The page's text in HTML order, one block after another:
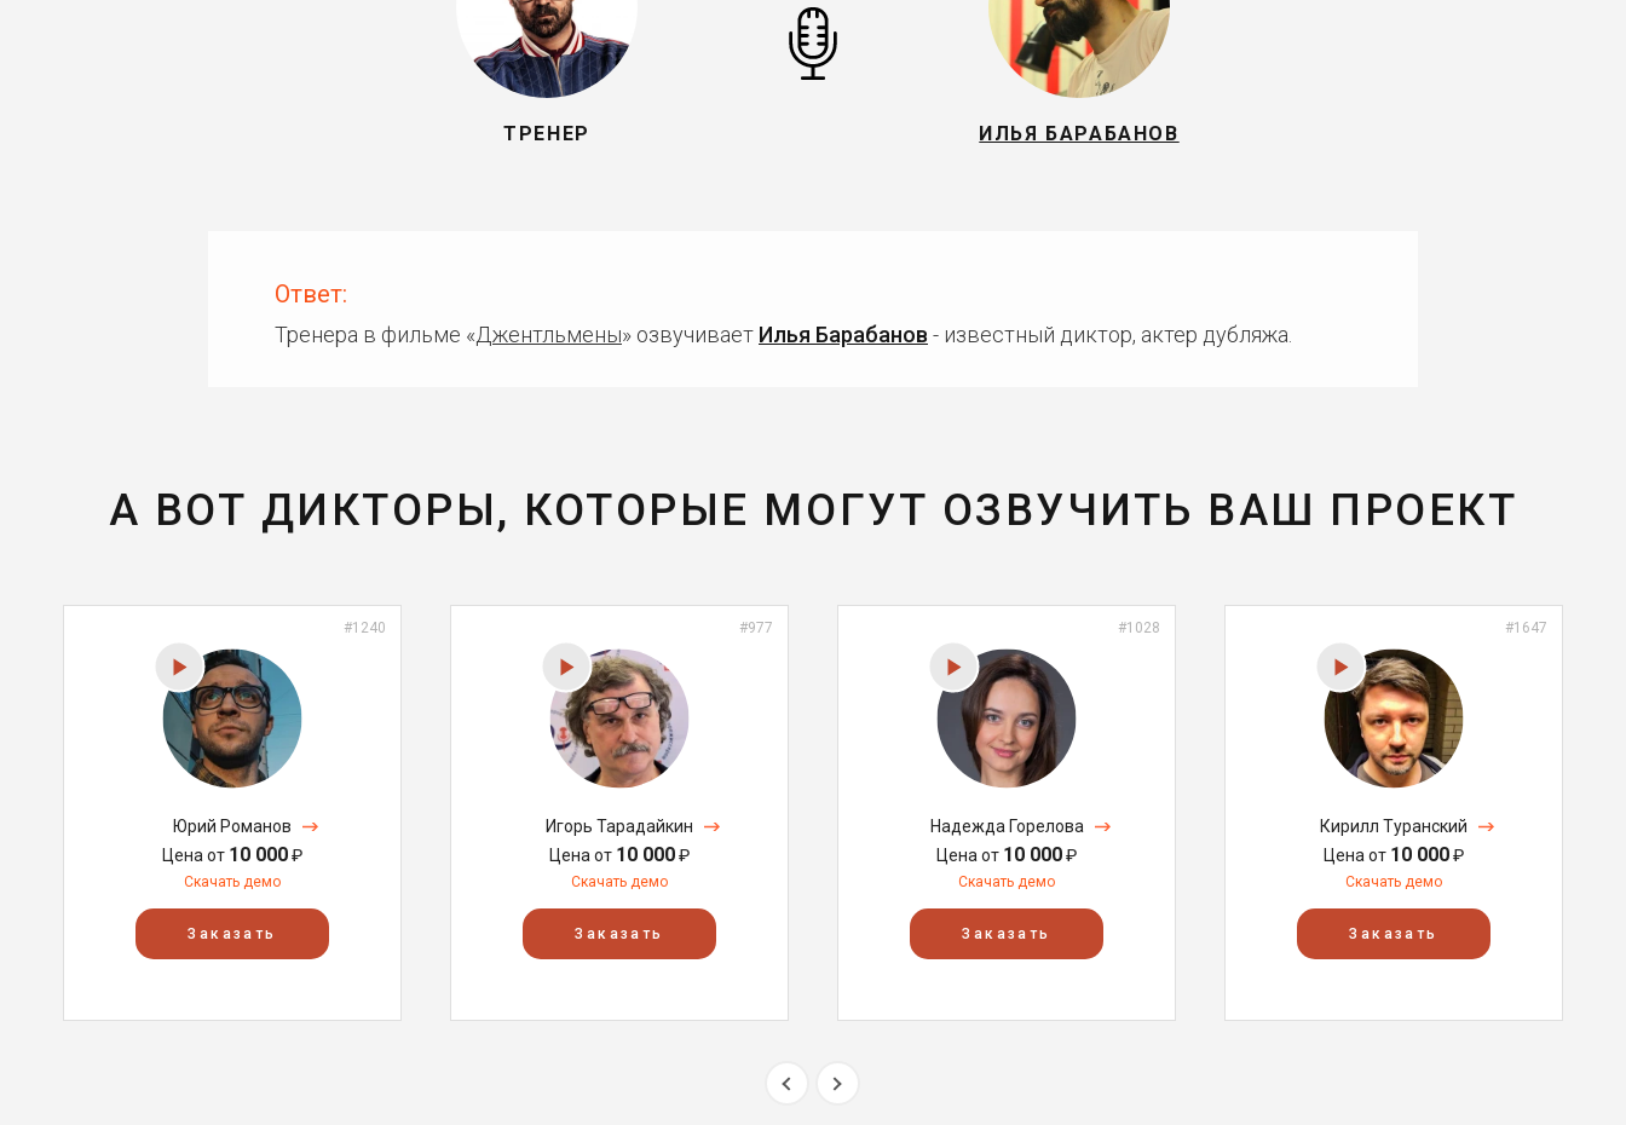
ТРЕНЕР ИЛЬЯ БАРАБАНОВ
Ответ:
Тренера в фильме «Джентльмены» озвучивает Илья Барабанов - известный диктор, актер дубляжа.
А ВОТ ДИКТОРЫ, КОТОРЫЕ МОГУТ ОЗВУЧИТЬ ВАШ ПРОЕКТ
#1240
Юрий Романов
Цена от 10 000₽
Скачать демо
Заказать
#977
Игорь Тарадайкин
Цена от 10 000₽
Скачать демо
Заказать
#1028
Надежда Горелова
Цена от 10 000₽
Скачать демо
Заказать
#1647
Кирилл Туранский
Цена от 10 000₽
Скачать демо
Заказать